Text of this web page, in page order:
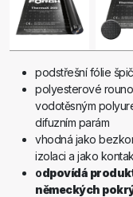
podstřešní fólie
polyesterové
vodotěsným
difuzním parám
vhodná jako
izolaci a jako
odpovídá
německých